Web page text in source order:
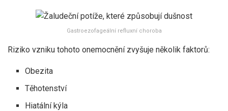
Gastroezofageální refluxní choroba
Riziko vzniku tohoto onemocnění zvyšuje několik faktorů:
Obezita
Těhotenství
Hiatální kýla